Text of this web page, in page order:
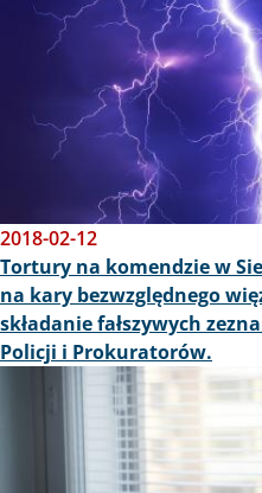
2018-02-12
Tortury na komendzie w
na kary bezwzględnego
składanie fałszywych
Policji i Prokuratorów.